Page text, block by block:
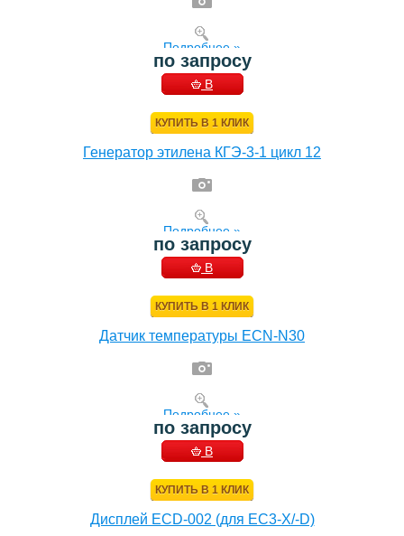
Подробнее »
по запросу
В
КУПИТЬ В 1 КЛИК
Генератор этилена КГЭ-3-1 цикл 12
Подробнее »
по запросу
В
КУПИТЬ В 1 КЛИК
Датчик температуры ECN-N30
Подробнее »
по запросу
В
КУПИТЬ В 1 КЛИК
Дисплей ECD-002 (для EC3-X/-D)